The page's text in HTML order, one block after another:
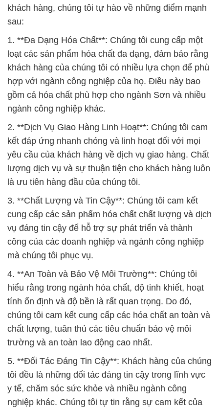
khách hàng, chúng tôi tự hào về những điểm mạnh
sau:
1. **Đa Dạng Hóa Chất**: Chúng tôi cung cấp một
loạt các sản phẩm hóa chất đa dạng, đảm bảo rằng
khách hàng của chúng tôi có nhiều lựa chọn để phù
hợp với ngành công nghiệp của họ. Điều này bao
gồm cả hóa chất phù hợp cho ngành Sơn và nhiều
ngành công nghiệp khác.
2. **Dịch Vụ Giao Hàng Linh Hoạt**: Chúng tôi cam
kết đáp ứng nhanh chóng và linh hoạt đối với mọi
yêu cầu của khách hàng về dịch vụ giao hàng. Chất
lượng dịch vụ và sự thuận tiện cho khách hàng luôn
là ưu tiên hàng đầu của chúng tôi.
3. **Chất Lượng và Tin Cậy**: Chúng tôi cam kết
cung cấp các sản phẩm hóa chất chất lượng và dịch
vụ đáng tin cậy để hỗ trợ sự phát triển và thành
công của các doanh nghiệp và ngành công nghiệp
mà chúng tôi phục vụ.
4. **An Toàn và Bảo Vệ Môi Trường**: Chúng tôi
hiểu rằng trong ngành hóa chất, độ tinh khiết, hoạt
tính ổn định và độ bền là rất quan trọng. Do đó,
chúng tôi cam kết cung cấp các hóa chất an toàn và
chất lượng, tuân thủ các tiêu chuẩn bảo vệ môi
trường và an toàn lao động cao nhất.
5. **Đối Tác Đáng Tin Cậy**: Khách hàng của chúng
tôi đều là những đối tác đáng tin cậy trong lĩnh vực
y tế, chăm sóc sức khỏe và nhiều ngành công
nghiệp khác. Chúng tôi tự tin rằng sự cam kết của